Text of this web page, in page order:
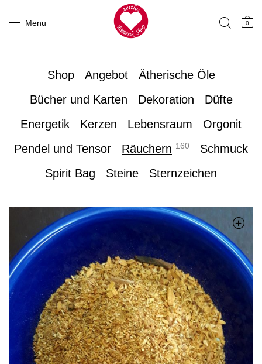
Menu 0
Shop Angebot
Ätherische Öle
Bücher und Karten
Dekoration
Düfte
Energetik
Kerzen Lebensraum
Orgonit
Pendel und Tensor
Räuchern 160
Schmuck
Spirit Bag
Steine Sternzeichen